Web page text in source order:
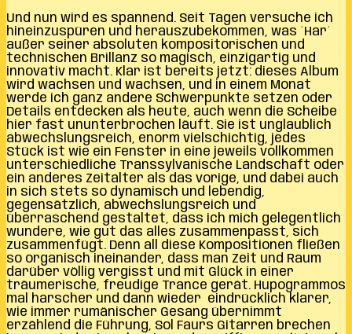
Und nun wird es spannend. Seit Tagen versuche ich
hineinzuspüren und herauszubekommen, was ´Har´
außer seiner absoluten kompositorischen und
technischen Brillanz so magisch, einzigartig und
innovativ macht. Klar ist bereits jetzt: dieses Album
wird wachsen und wachsen, und in einem Monat
werde ich ganz andere Schwerpunkte setzen oder
Details entdecken als heute, auch wenn die Scheibe
hier fast ununterbrochen läuft. Sie ist unglaublich
abwechslungsreich, enorm vielschichtig, jedes
Stück ist wie ein Fenster in eine jeweils vollkommen
unterschiedliche Transsylvanische Landschaft oder
ein anderes Zeitalter als das vorige, und dabei auch
in sich stets so dynamisch und lebendig,
gegensätzlich, abwechslungsreich und
überraschend gestaltet, dass ich mich gelegentlich
wundere, wie gut das alles zusammenpasst, sich
zusammenfügt. Denn all diese Kompositionen fließen
so organisch ineinander, dass man Zeit und Raum
darüber völlig vergisst und mit Glück in einer
träumerische, freudige Trance gerät. Hupogrammos
mal harscher und dann wieder eindrücklich klarer,
wie immer rumänischer Gesang übernimmt
erzählend die Führung, Sol Faurs Gitarren brechen